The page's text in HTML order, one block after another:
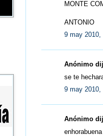
MONTE
ANTONIO
9 may 2010,
Anónimo
se te
9 may 2010,
Anónimo